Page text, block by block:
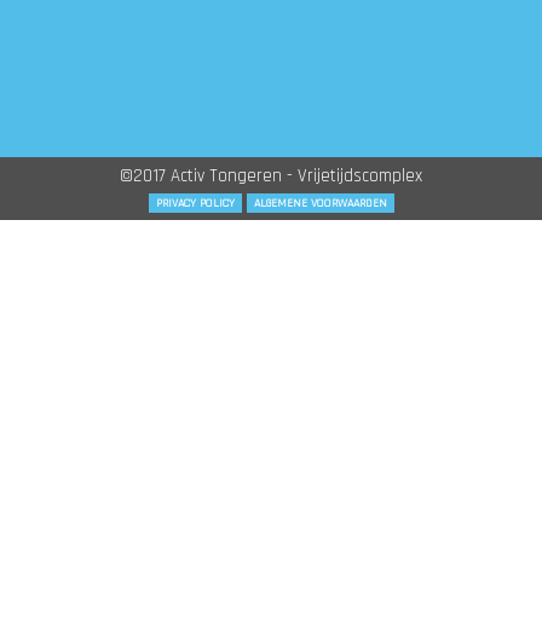
©2017 Activ Tongeren - Vrijetijdscomplex
PRIVACY POLICY ALGEMENE VOORWAARDEN